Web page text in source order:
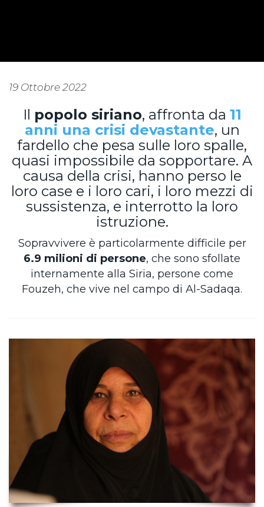
19 Ottobre 2022
Il popolo siriano, affronta da 11
anni una crisi devastante, un
fardello che pesa sulle loro spalle,
quasi impossibile da sopportare. A
causa della crisi, hanno perso le
loro case e i loro cari, i loro mezzi di
sussistenza, e interrotto la loro
istruzione.
Sopravvivere è particolarmente difficile per
6.9 milioni di persone, che sono sfollate
internamente alla Siria, persone come
Fouzeh, che vive nel campo di Al-Sadaqa.